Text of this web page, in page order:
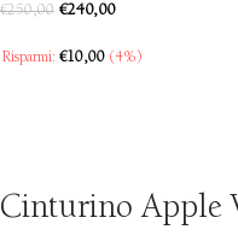
€250,00 €240,00
Risparmi: €10,00 (4%)
Cinturino Apple